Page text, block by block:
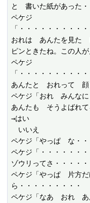
と　書いた紙があった・
ペケジ
「・・・・・・・・・
おれは　あんたを見た
ピンときたね。この人
ペケジ
「・・・・・・・・・
あんたと　おれって　顔
ペケジ「おれ　みんな
あんたも　そうよばれて
→はい
いいえ
ペケジ「やっぱ　な・・
ペケジ「・・・・・・・
ゾウリってさ・・・・・
ペケジ「やっぱ　片方
ら・・・・・・・・・
ペケジ「なあ　おれ　あ